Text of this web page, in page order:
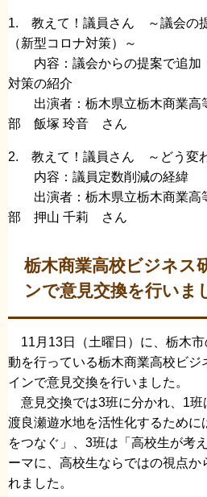
1. 教えて！議員さん ～議会の
（新型コロナ対策）～
内容：議会からの提案で追加
対策の紹介
出演者：栃木県立栃木商業高
部 飯塚 玲音 さん
2. 教えて！議員さん ～どう変
内容：議員定数削減の経緯
出演者：栃木県立栃木商業高
部 押山 千莉 さん
栃木商業高校ビジネス
ンで意見交換を行いま
11月13日（土曜日）に、栃木
動を行っている栃木商業高校ビジ
インで意見交換を行いました。
意見交換では3班に分かれ、1班
渡良瀬遊水地を活性化するため
をつなぐ」、3班は「高校生が考
ーマに、高校生ならではの視点か
れました。